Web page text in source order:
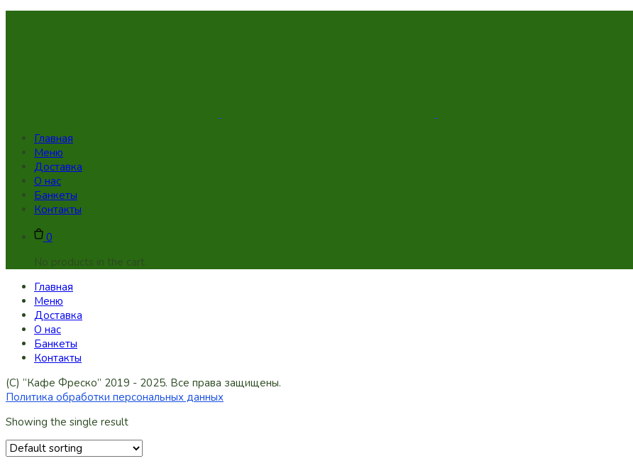
Главная
Меню
Доставка
О нас
Банкеты
Контакты
0
No products in the cart.
Главная
Меню
Доставка
О нас
Банкеты
Контакты
(C) “Кафе Фреско” 2019 - 2025. Все права защищены.
Политика обработки персональных данных
Showing the single result